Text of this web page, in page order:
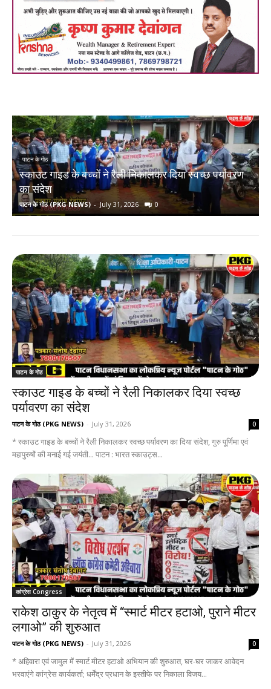
पाटन के गोठ
स्काउट गाइड के बच्चों ने रैली निकालकर दिया स्वच्छ पर्यावरण
का संदेश
पाटन के गोठ (PKG NEWS) - July 31, 2026 0
पाटन के गोठ
स्काउट गाइड के बच्चों ने रैली निकालकर दिया स्वच्छ
पर्यावरण का संदेश
पाटन के गोठ (PKG NEWS) - July 31, 2026 0
* स्काउट गाइड के बच्चों ने रैली निकालकर स्वच्छ पर्यावरण का दिया संदेश, गुरु पूर्णिमा एवं
महापुरुषों की मनाई गई जयंती... पाटन : भारत स्काउट्स...
कांग्रेस Congress
राकेश ठाकुर के नेतृत्व में “स्मार्ट मीटर हटाओ, पुराने मीटर
लगाओ” की शुरुआत
पाटन के गोठ (PKG NEWS) - July 31, 2026 0
* अहिवारा एवं जामुल में स्मार्ट मीटर हटाओ अभियान की शुरुआत, घर-घर जाकर आवेदन
भरवाएंगे कांग्रेस कार्यकर्ता; धर्मेंद्र प्रधान के इस्तीफे पर निकाला विजय...